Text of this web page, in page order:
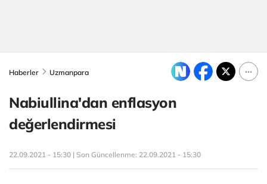
Haberler Uzmanpara
Nabiullina'dan enflasyon
değerlendirmesi
22.09.2021 - 15:30 | Son Güncellenme: 22.09.2021 - 15:30